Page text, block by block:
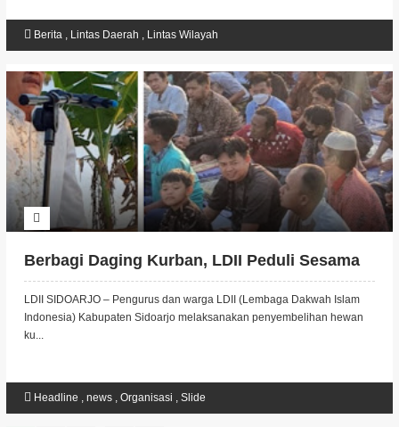
Berita , Lintas Daerah , Lintas Wilayah
Berbagi Daging Kurban, LDII Peduli Sesama
LDII SIDOARJO – Pengurus dan warga LDII (Lembaga Dakwah Islam
Indonesia) Kabupaten Sidoarjo melaksanakan penyembelihan hewan
ku...
Headline , news , Organisasi , Slide